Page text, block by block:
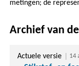
metingen; de
Archief van
Actuele versie 14